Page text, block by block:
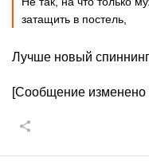
затащить в постель,
Лучше новый
[Сообщение изменено